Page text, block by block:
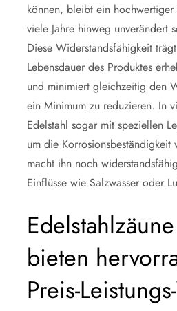
können, bleibt ein hochwertiger
viele Jahre hinweg unverändert
Diese Widerstandsfähigkeit
Lebensdauer des Produktes
und minimiert gleichzeitig den
ein Minimum zu reduzieren. In
Edelstahl sogar mit speziellen
um die
macht ihn noch
Einflüsse wie Salzwasser oder
bieten
Preis-